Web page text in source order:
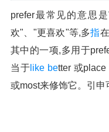
prefer最常见的意思
欢"、"更喜欢"等,多指
其中的一项,多用于
当于 like better 或place
或most来修饰它。引申